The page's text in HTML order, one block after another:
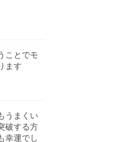
ことでモ
ます
うまくい
破する方
幸運でし